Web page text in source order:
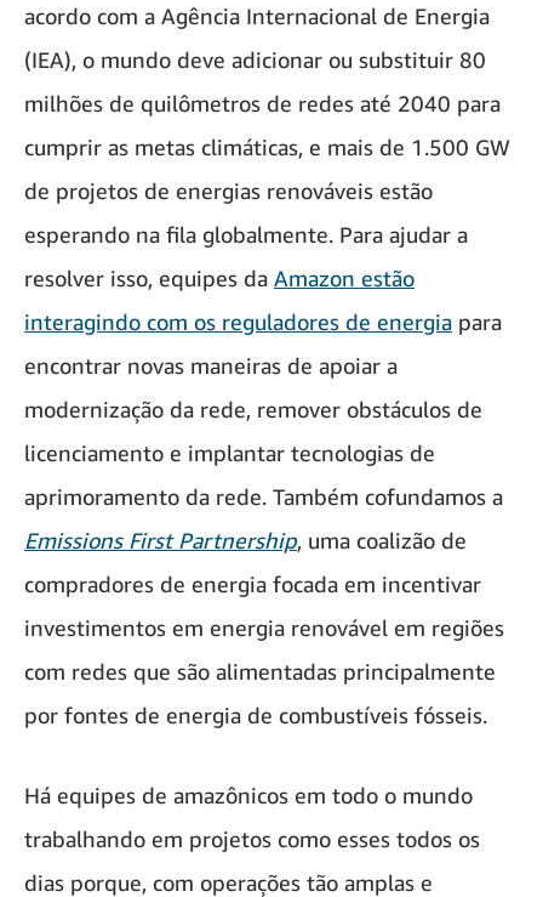
acordo com a Agência Internacional de Energia
(IEA), o mundo deve adicionar ou substituir 80
milhões de quilômetros de redes até 2040 para
cumprir as metas climáticas, e mais de 1.500 GW
de projetos de energias renováveis estão
esperando na fila globalmente. Para ajudar a
resolver isso, equipes da Amazon estão
interagindo com os reguladores de energia para
encontrar novas maneiras de apoiar a
modernização da rede, remover obstáculos de
licenciamento e implantar tecnologias de
aprimoramento da rede. Também cofundamos a
Emissions First Partnership, uma coalizão de
compradores de energia focada em incentivar
investimentos em energia renovável em regiões
com redes que são alimentadas principalmente
por fontes de energia de combustíveis fósseis.
Há equipes de amazônicos em todo o mundo
trabalhando em projetos como esses todos os
dias porque, com operações tão amplas e